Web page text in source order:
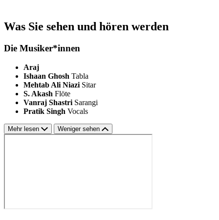
Was Sie sehen und hören werden
Die Musiker*innen
Araj
Ishaan Ghosh Tabla
Mehtab Ali Niazi Sitar
S. Akash Flöte
Vanraj Shastri Sarangi
Pratik Singh Vocals
Mehr lesen Weniger sehen